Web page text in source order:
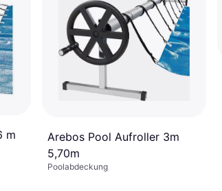
m
Arebos Pool Aufroller 3m
5,70m
Poolabdeckung